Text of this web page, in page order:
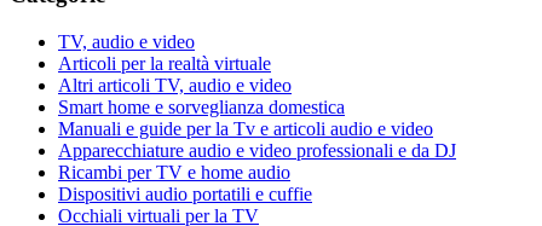
TV, audio e video
Articoli per la realtà virtuale
Altri articoli TV, audio e video
Smart home e sorveglianza domestica
Manuali e guide per la Tv e articoli audio e video
Apparecchiature audio e video professionali e da DJ
Ricambi per TV e home audio
Dispositivi audio portatili e cuffie
Occhiali virtuali per la TV